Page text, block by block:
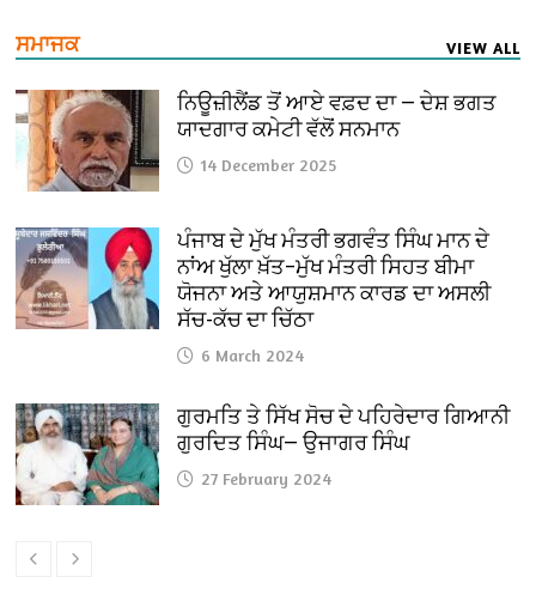
ਸਮਾਜਕ VIEW ALL
ਨਿਊਜ਼ੀਲੈਂਡ ਤੋਂ ਆਏ ਵਫ਼ਦ ਦਾ — ਦੇਸ਼ ਭਗਤ
ਯਾਦਗਾਰ ਕਮੇਟੀ ਵੱਲੋਂ ਸਨਮਾਨ
14 December 2025
ਪੰਜਾਬ ਦੇ ਮੁੱਖ ਮੰਤਰੀ ਭਗਵੰਤ ਸਿੰਘ ਮਾਨ ਦੇ
ਨਾਂਅ ਖੁੱਲਾ ਖ਼ੱਤ–ਮੁੱਖ ਮੰਤਰੀ ਸਿਹਤ ਬੀਮਾ
ਯੋਜਨਾ ਅਤੇ ਆਯੁਸ਼ਮਾਨ ਕਾਰਡ ਦਾ ਅਸਲੀ
ਸੱਚ-ਕੱਚ ਦਾ ਚਿੱਠਾ
6 March 2024
ਗੁਰਮਤਿ ਤੇ ਸਿੱਖ ਸੋਚ ਦੇ ਪਹਿਰੇਦਾਰ ਗਿਆਨੀ
ਗੁਰਦਿਤ ਸਿੰਘ— ਉਜਾਗਰ ਸਿੰਘ
27 February 2024